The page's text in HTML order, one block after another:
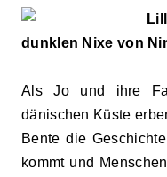
L
dunklen Nixe von
Als Jo und ihre
dänischen Küste
Bente die
kommt und